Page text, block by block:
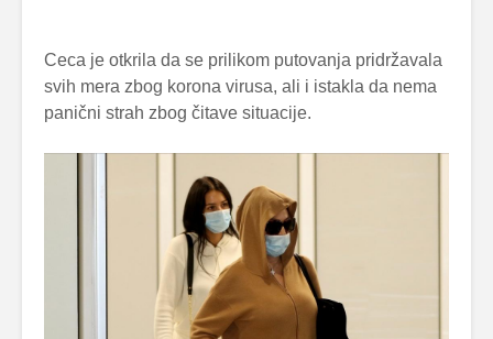
Ceca je otkrila da se prilikom putovanja pridržavala
svih mera zbog korona virusa, ali i istakla da nema
panični strah zbog čitave situacije.